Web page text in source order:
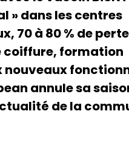
» dans les centres
70 à 80 % de
coiffure, formation
nouveaux
annule sa
de la